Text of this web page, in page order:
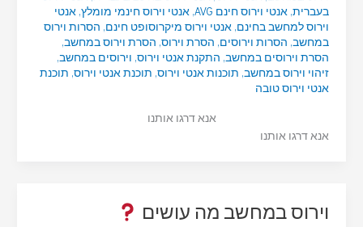
בעברית, אנטי וירוס חינם AVG , אנטי וירוס חינמי מומלץ, אנטי
וירוס למחשב בחינם, אנטי וירוס מיקרוסופט חינם, הסרות וירוס
במחשב, הסרות וירוסים, הסרת וירוס, הסרת וירוס במחשב,
הסרת וירוסים במחשב, התקנת אנטי וירוס, וירוסים במחשב,
זיהוי וירוס במחשב, תוכנות אנטי וירוס, תוכנת אנטי וירוס, תוכנת
אנטי וירוס טובה
אנא דרגו אותנו
אנא דרגו אותנו
וירוס במחשב מה עושים